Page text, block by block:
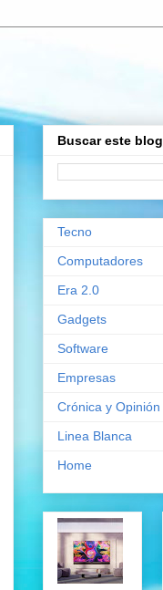
Buscar este blog
Tecno
Computadores
Era 2.0
Gadgets
Software
Empresas
Crónica y Opinión
Linea Blanca
Home